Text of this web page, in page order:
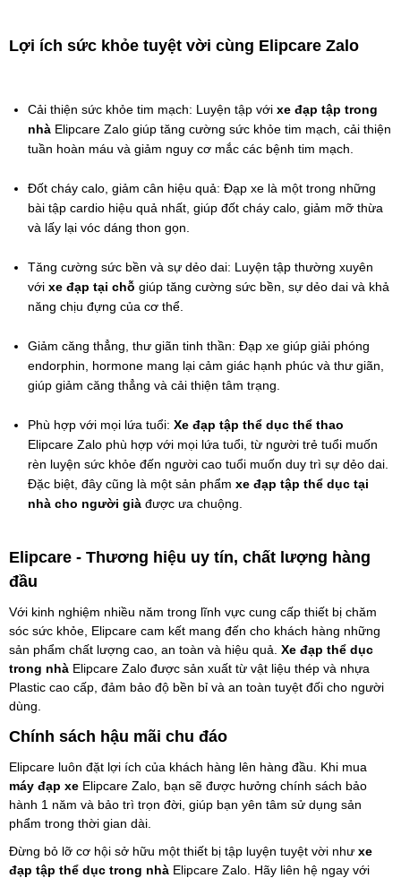
Lợi ích sức khỏe tuyệt vời cùng Elipcare Zalo
Cải thiện sức khỏe tim mạch: Luyện tập với xe đạp tập trong
nhà Elipcare Zalo giúp tăng cường sức khỏe tim mạch, cải thiện
tuần hoàn máu và giảm nguy cơ mắc các bệnh tim mạch.
Đốt cháy calo, giảm cân hiệu quả: Đạp xe là một trong những
bài tập cardio hiệu quả nhất, giúp đốt cháy calo, giảm mỡ thừa
và lấy lại vóc dáng thon gọn.
Tăng cường sức bền và sự dẻo dai: Luyện tập thường xuyên
với xe đạp tại chỗ giúp tăng cường sức bền, sự dẻo dai và khả
năng chịu đựng của cơ thể.
Giảm căng thẳng, thư giãn tinh thần: Đạp xe giúp giải phóng
endorphin, hormone mang lại cảm giác hạnh phúc và thư giãn,
giúp giảm căng thẳng và cải thiện tâm trạng.
Phù hợp với mọi lứa tuổi: Xe đạp tập thể dục thể thao
Elipcare Zalo phù hợp với mọi lứa tuổi, từ người trẻ tuổi muốn
rèn luyện sức khỏe đến người cao tuổi muốn duy trì sự dẻo dai.
Đặc biệt, đây cũng là một sản phẩm xe đạp tập thể dục tại
nhà cho người già được ưa chuộng.
Elipcare - Thương hiệu uy tín, chất lượng hàng
đầu
Với kinh nghiệm nhiều năm trong lĩnh vực cung cấp thiết bị chăm
sóc sức khỏe, Elipcare cam kết mang đến cho khách hàng những
sản phẩm chất lượng cao, an toàn và hiệu quả. Xe đạp thể dục
trong nhà Elipcare Zalo được sản xuất từ vật liệu thép và nhựa
Plastic cao cấp, đảm bảo độ bền bỉ và an toàn tuyệt đối cho người
dùng.
Chính sách hậu mãi chu đáo
máy đạp xe Elipcare Zalo, bạn sẽ được hưởng chính sách bảo
hành 1 năm và bảo trì trọn đời, giúp bạn yên tâm sử dụng sản
phẩm trong thời gian dài.
Đừng bỏ lỡ cơ hội sở hữu một thiết bị tập luyện tuyệt vời như xe
đạp tập thể dục trong nhà Elipcare Zalo. Hãy liên hệ ngay với